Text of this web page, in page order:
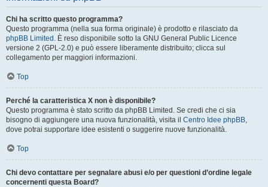
Chi ha scritto questo programma?
Questo programma (nella sua forma originale) è prodotto e rilasciato da
phpBB Limited . È reso disponibile sotto la GNU General Public Licence
versione 2 (GPL-2.0) e può essere liberamente distribuito; clicca sul
collegamento per maggiori informazioni.
Top
Perché la caratteristica X non è disponibile?
Questo programma è stato scritto da phpBB Limited. Se credi che ci sia
bisogno di aggiungere una nuova funzionalità, visita il Centro Idee phpBB,
dove potrai supportare idee esistenti o suggerire nuove funzionalità.
Top
Chi devo contattare per segnalare abusi e/o per questioni d’ordine legale
concernenti questa Board?